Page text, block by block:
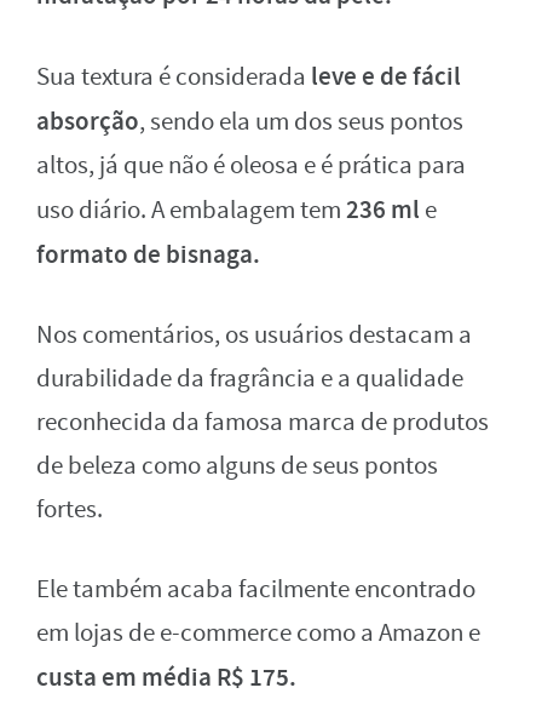
Sua textura é considerada leve e de fácil
absorção, sendo ela um dos seus pontos
altos, já que não é oleosa e é prática para
uso diário. A embalagem tem236 ml e
formato de bisnaga.
Nos comentários, os usuários destacam a
durabilidade da fragrância e a qualidade
reconhecida da famosa marca de produtos
de beleza como alguns de seus pontos
fortes.
Ele também acaba facilmente encontrado
em lojas de e-commerce como a Amazon e
custa em média R$ 175.